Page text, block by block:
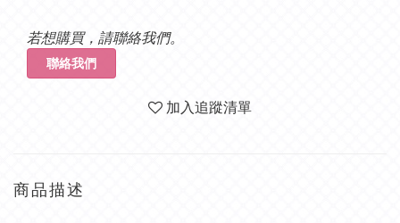
若想購買，請聯絡我們。
聯絡我們
加入追蹤清單
商品描述